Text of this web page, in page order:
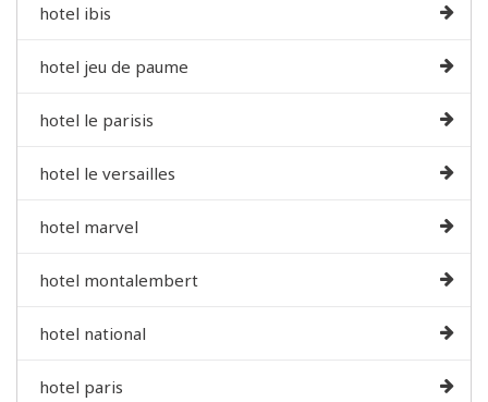
hotel ibis
hotel jeu de paume
hotel le parisis
hotel le versailles
hotel marvel
hotel montalembert
hotel national
hotel paris